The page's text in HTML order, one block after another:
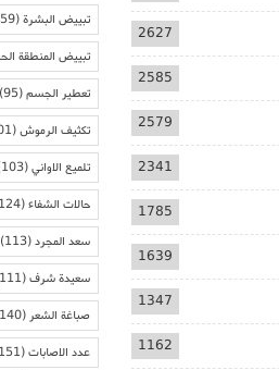
2627
2585
2579
2341
1785
1639
1347
1162
تبييض البشرة(559)
تبييض المنطقة
تعطير الجسم(95)
تكثيف الرموش(101)
تلميع الاواني(103)
حالات الشفاء(124)
سعد المجرد(113)
سعيدة شرف(111)
صباغة الشعر(140)
عدد الاصابات(151)